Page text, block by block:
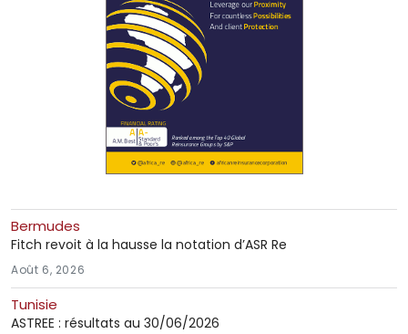
Bermudes
Fitch revoit à la hausse la notation d’ASR Re
Août 6, 2026
Tunisie
ASTREE : résultats au 30/06/2026